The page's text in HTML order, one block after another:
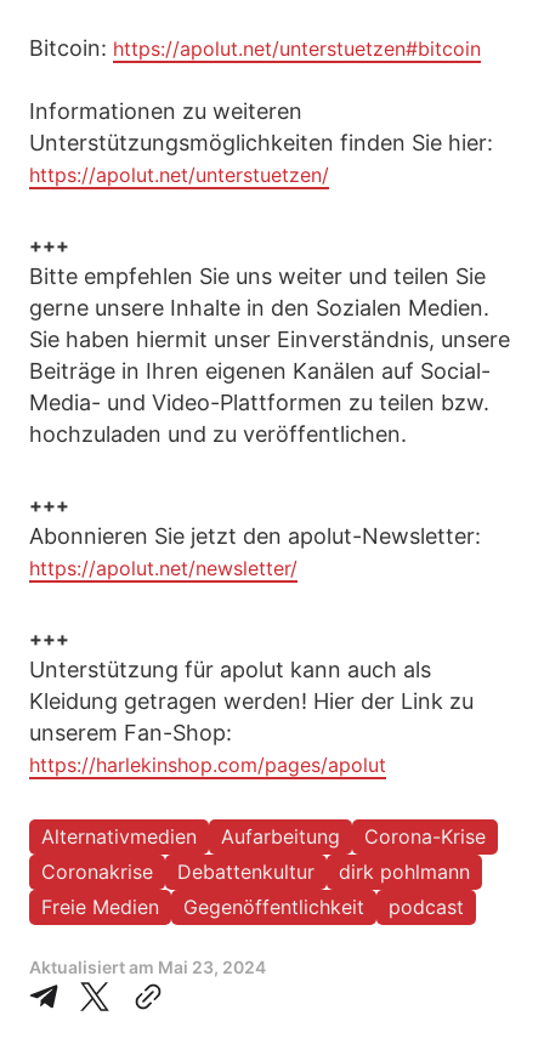
Bitcoin: https://apolut.net/unterstuetzen#bitcoin
Informationen zu weiteren
Unterstützungsmöglichkeiten finden Sie hier:
https://apolut.net/unterstuetzen/
+++
Bitte empfehlen Sie uns weiter und teilen Sie
gerne unsere Inhalte in den Sozialen Medien.
Sie haben hiermit unser Einverständnis, unsere
Beiträge in Ihren eigenen Kanälen auf Social-
Media- und Video-Plattformen zu teilen bzw.
hochzuladen und zu veröffentlichen.
+++
Abonnieren Sie jetzt den apolut-Newsletter:
https://apolut.net/newsletter/
+++
Unterstützung für apolut kann auch als
Kleidung getragen werden! Hier der Link zu
unserem Fan-Shop:
https://harlekinshop.com/pages/apolut
Alternativmedien Aufarbeitung
Corona-Krise
Coronakrise
Debattenkultur
dirk pohlmann
Freie Medien
Gegenöffentlichkeit podcast
Aktualisiert am Mai 23, 2024